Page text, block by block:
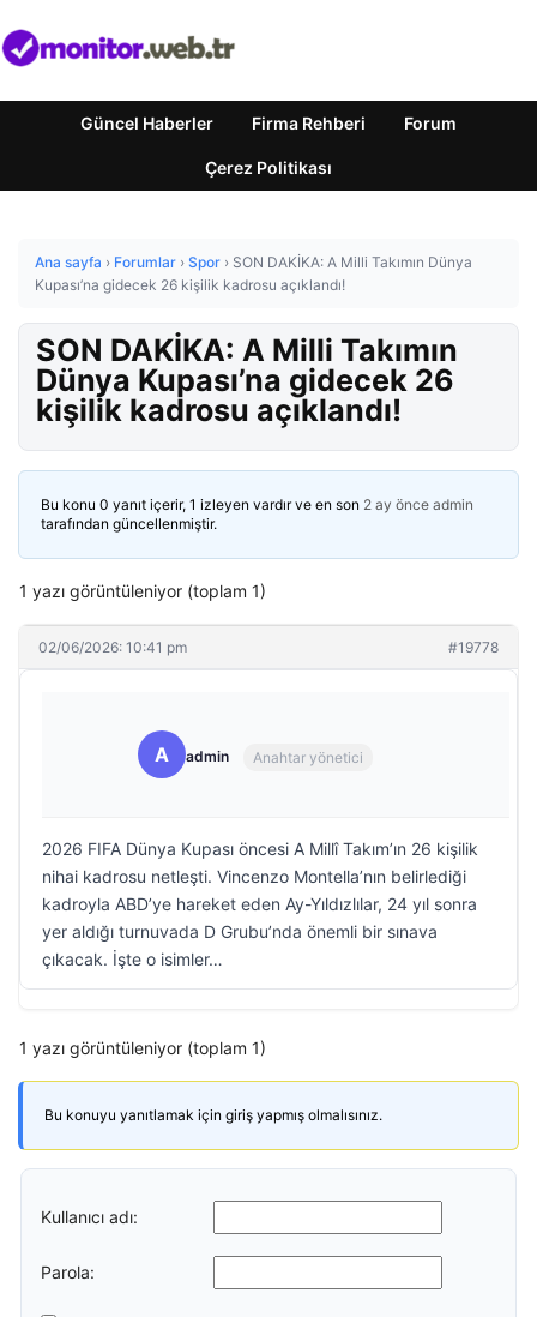
Güncel Haberler Firma Rehberi Forum
Çerez Politikası
Ana sayfa › Forumlar › Spor › SON DAKİKA: A Milli Takımın Dünya
Kupası’na gidecek 26 kişilik kadrosu açıklandı!
SON DAKİKA: A Milli Takımın
Dünya Kupası’na gidecek 26
kişilik kadrosu açıklandı!
Bu konu 0 yanıt içerir, 1 izleyen vardır ve en son 2 ay önce admin
tarafından güncellenmiştir.
1 yazı görüntüleniyor (toplam 1)
02/06/2026: 10:41 pm #19778
A admin Anahtar yönetici
2026 FIFA Dünya Kupası öncesi A Millî Takım’ın 26 kişilik
nihai kadrosu netleşti. Vincenzo Montella’nın belirlediği
kadroyla ABD’ye hareket eden Ay-Yıldızlılar, 24 yıl sonra
yer aldığı turnuvada D Grubu’nda önemli bir sınava
çıkacak. İşte o isimler…
1 yazı görüntüleniyor (toplam 1)
Bu konuyu yanıtlamak için giriş yapmış olmalısınız.
Kullanıcı adı:
Parola: